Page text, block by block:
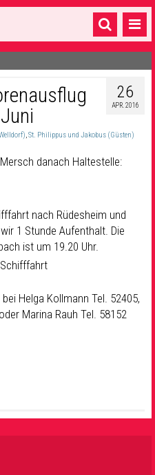
26
APR. 2016
,St. Philippus und Jakobus (Güsten)
danach Haltestelle:
nach Rüdesheim und
1 Stunde Aufenthalt. Die
ist um 19.20 Uhr.
Helga Kollmann Tel. 52405,
Marina Rauh Tel. 58152